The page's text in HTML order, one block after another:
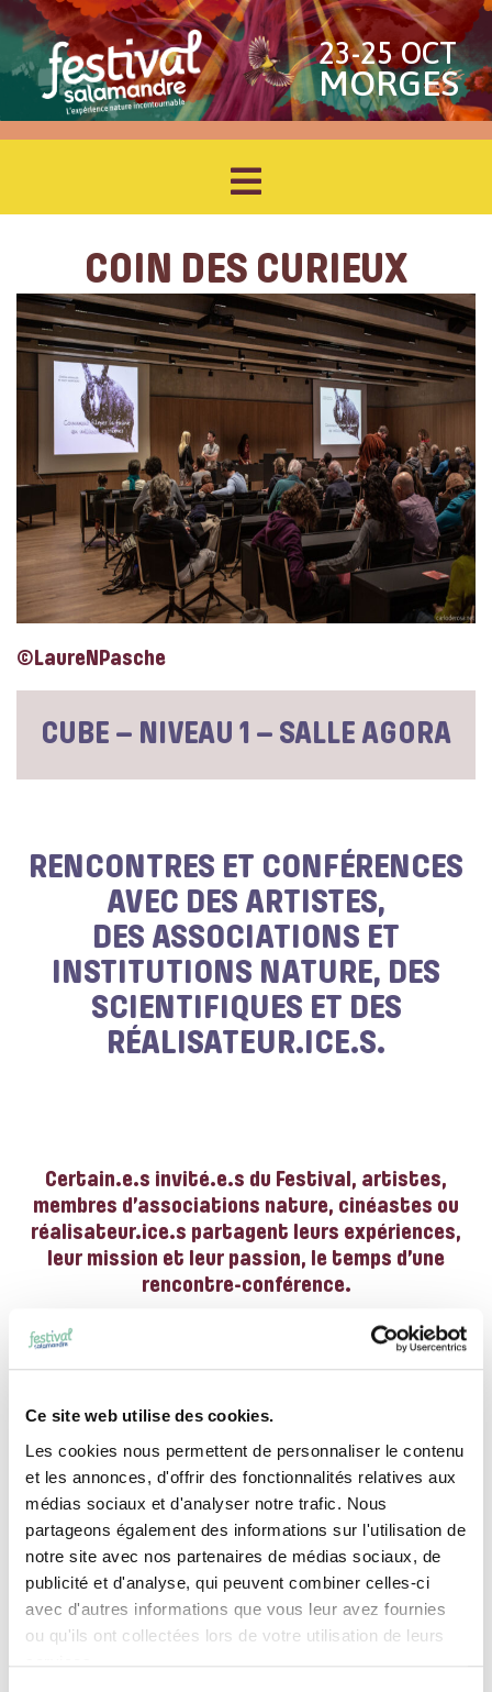
Ce site web utilise des cookies.
Les cookies nous permettent de personnaliser le contenu
et les annonces, d'offrir des fonctionnalités relatives aux
médias sociaux et d'analyser notre trafic. Nous
partageons également des informations sur l'utilisation de
notre site avec nos partenaires de médias sociaux, de
publicité et d'analyse, qui peuvent combiner celles-ci
avec d'autres informations que vous leur avez fournies
ou qu'ils ont collectées lors de votre utilisation de leurs
23-25 OCT
MORGES
COIN DES CURIEUX
©LaureNPasche
CUBE – NIVEAU 1 – SALLE AGORA
RENCONTRES ET CONFÉRENCES
AVEC DES ARTISTES,
DES ASSOCIATIONS ET
INSTITUTIONS NATURE, DES
SCIENTIFIQUES ET DES
RÉALISATEUR.ICE.S.
Certain.e.s invité.e.s du Festival, artistes,
membres d’associations nature, cinéastes ou
réalisateur.ice.s partagent leurs expériences,
leur mission et leur passion, le temps d’une
rencontre-conférence.
Rendez-vous au 1er étage du Cube, du vendredi au
Programme journalier ci-après :
CONFÉRENCES DU VENDREDI 24 OCTOBRE
CONFÉRENCES DU SAMEDI 25 OCTOBRE